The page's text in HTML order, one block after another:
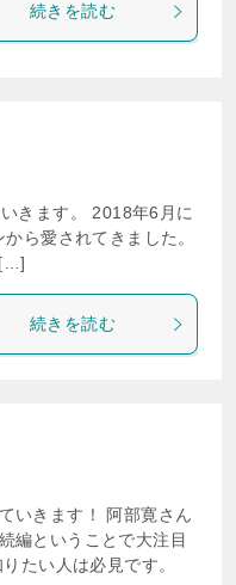
続きを読む
きます。 2018年6月に
ら愛されてきました。
[…]
続きを読む
いきます！ 阿部寛さん
編ということで大注目
たい人は必見です。